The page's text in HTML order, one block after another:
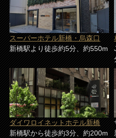
スーパーホテル新橋・烏森口
新橋駅より徒歩約5分、約550m
ダイワロイネットホテル新橋
新橋駅から徒歩約3分、約200m